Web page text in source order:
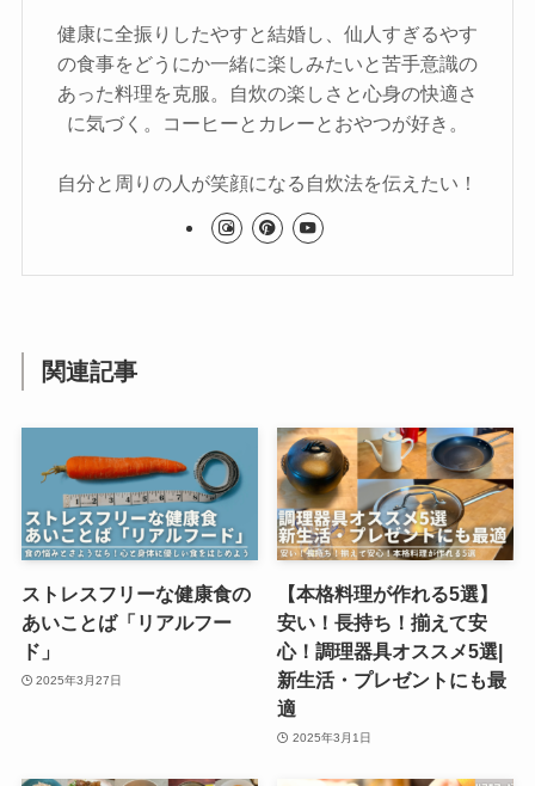
健康に全振りしたやすと結婚し、仙人すぎるやす
の食事をどうにか一緒に楽しみたいと苦手意識の
あった料理を克服。自炊の楽しさと心身の快適さ
に気づく。コーヒーとカレーとおやつが好き。
自分と周りの人が笑顔になる自炊法を伝えたい！
関連記事
ストレスフリーな健康食の
あいことば「リアルフー
ド」
2025年3月27日
【本格料理が作れる5選】
安い！長持ち！揃えて安
心！調理器具オススメ5選|
新生活・プレゼントにも最
適
2025年3月1日